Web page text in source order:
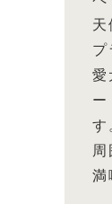
天
プ
愛
ー
す
満